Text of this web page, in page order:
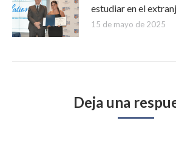
estudiar en el
15 de mayo de 2025
Deja una